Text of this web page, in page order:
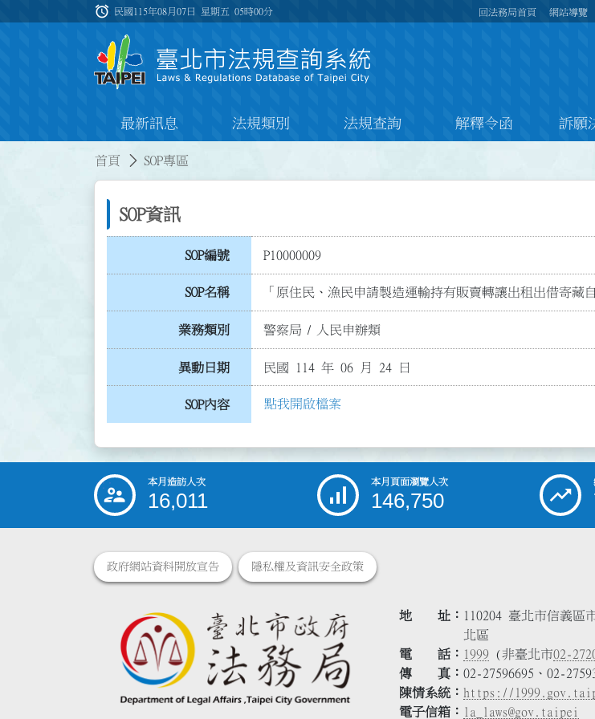
:::
alarm 民國115年08月07日 星期五05時00分 回法務局首頁 網站導覽
最新訊息 法規類別 法規查詢 解釋令函 訴願
首頁 SOP專區
SOP資訊
SOP編號 P10000009
SOP名稱 「原住民、漁民申請製造運輸持有販賣轉讓出租出借寄藏
業務類別 警察局 / 人民申辦類
異動日期 民國 114 年 06 月 24 日
SOP內容 點我開啟檔案
::: 本月造訪人次
16,011
本月頁面瀏覽人次
146,750
政府網站資料開放宣告 隱私權及資訊安全政策
地 址
110204 臺北市信義區
北區
電 話
1999 (非臺北市02-
傳 真
02-27596695、02-
陳情系統
https://
電子信箱
la_laws@gov.taipei